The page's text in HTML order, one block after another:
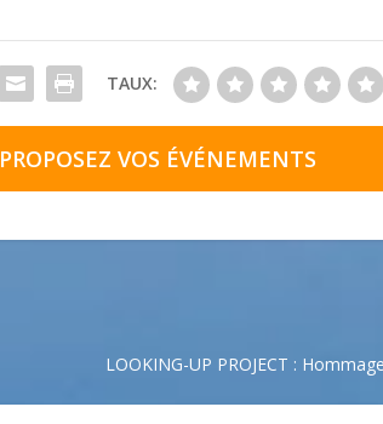
TAUX:
PROPOSEZ VOS ÉVÉNEMENTS
LOOKING-UP PROJECT :